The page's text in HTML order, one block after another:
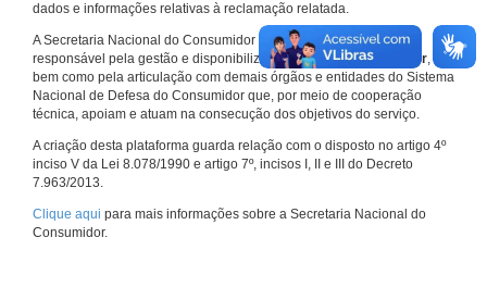
dados e informações relativas à reclamação relatada.
A Secretaria Nacional do Consumidor do Ministério da Justiça é a
responsável pela gestão e disponibilização doConsumidor.gov.br,
bem como pela articulação com demais órgãos e entidades do Sistema
Nacional de Defesa do Consumidor que, por meio de cooperação
técnica, apoiam e atuam na consecução dos objetivos do serviço.
A criação desta plataforma guarda relação com o disposto no artigo 4º
inciso V da Lei 8.078/1990 e artigo 7º, incisos I, II e III do Decreto
7.963/2013.
Clique aqui para mais informações sobre a Secretaria Nacional do
Consumidor.